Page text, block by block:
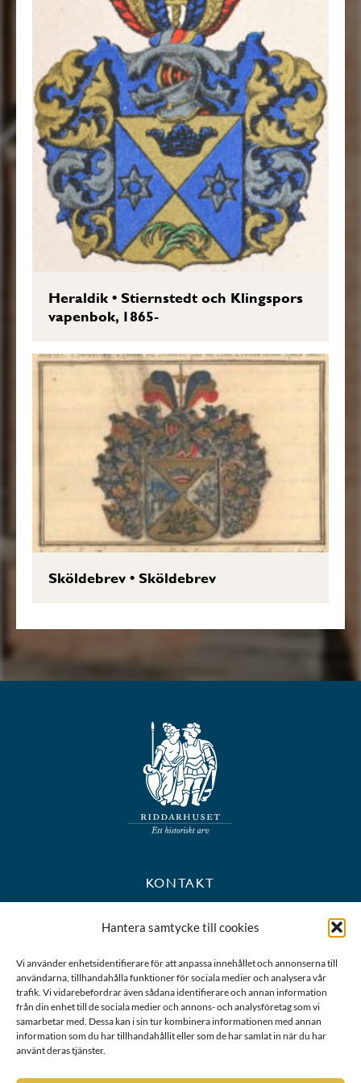
Hantera samtycke till cookies
Vi använder enhetsidentifierare för att anpassa innehållet och annonserna till
användarna, tillhandahålla funktioner för sociala medier och analysera vår
trafik. Vi vidarebefordrar även sådana identifierare och annan information
från din enhet till de sociala medier och annons- och analysföretag som vi
samarbetar med. Dessa kan i sin tur kombinera informationen med annan
information som du har tillhandahållit eller som de har samlat in när du har
använt deras tjänster.
Heraldik•Stiernstedt och Klingspors
vapenbok, 1865-
Sköldebrev•Sköldebrev
KONTAKT
BESÖKS- OCH POSTADRESS
Riddarhustorget 10
Karta